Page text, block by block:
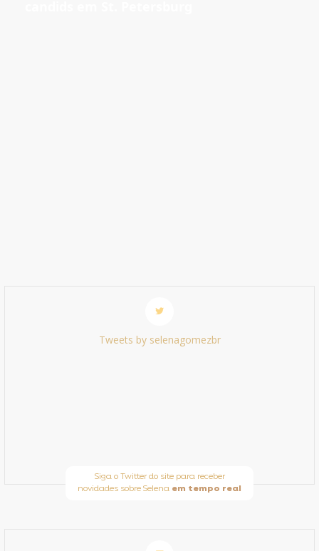
Tweets by selenagomezbr
Siga o Twitter do site para receber
novidades sobre Selena em tempo real